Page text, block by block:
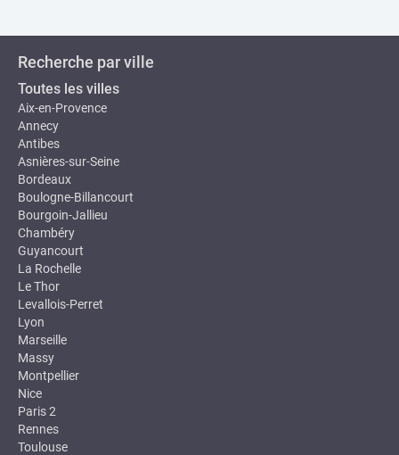
Recherche par ville
Toutes les villes
Aix-en-Provence
Annecy
Antibes
Asnières-sur-Seine
Bordeaux
Boulogne-Billancourt
Bourgoin-Jallieu
Chambéry
Guyancourt
La Rochelle
Le Thor
Levallois-Perret
Lyon
Marseille
Massy
Montpellier
Nice
Paris 2
Rennes
Toulouse